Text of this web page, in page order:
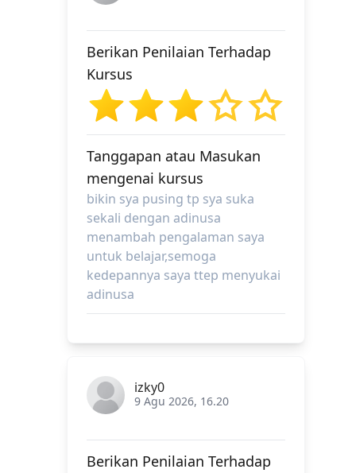
Berikan Penilaian Terhadap
Kursus
Tanggapan atau Masukan
mengenai kursus
bikin sya pusing tp sya suka
sekali dengan adinusa
menambah pengalaman saya
untuk belajar,semoga
kedepannya saya ttep menyukai
adinusa
izky0
9 Agu 2026, 16.20
Berikan Penilaian Terhadap